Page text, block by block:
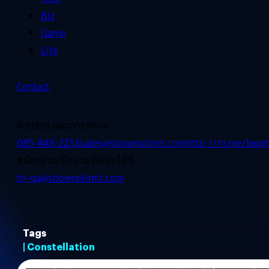
Biz
Game
Life
Contact
ฝ่ายขาย และการตลาด
085-848-2253sales@shownolimit.comhttp://m.me/
สมัครงาน/ฝึกงาน ติดต่อได้ที่
hr-ga@shownolimit.com
Tags
| Constellation